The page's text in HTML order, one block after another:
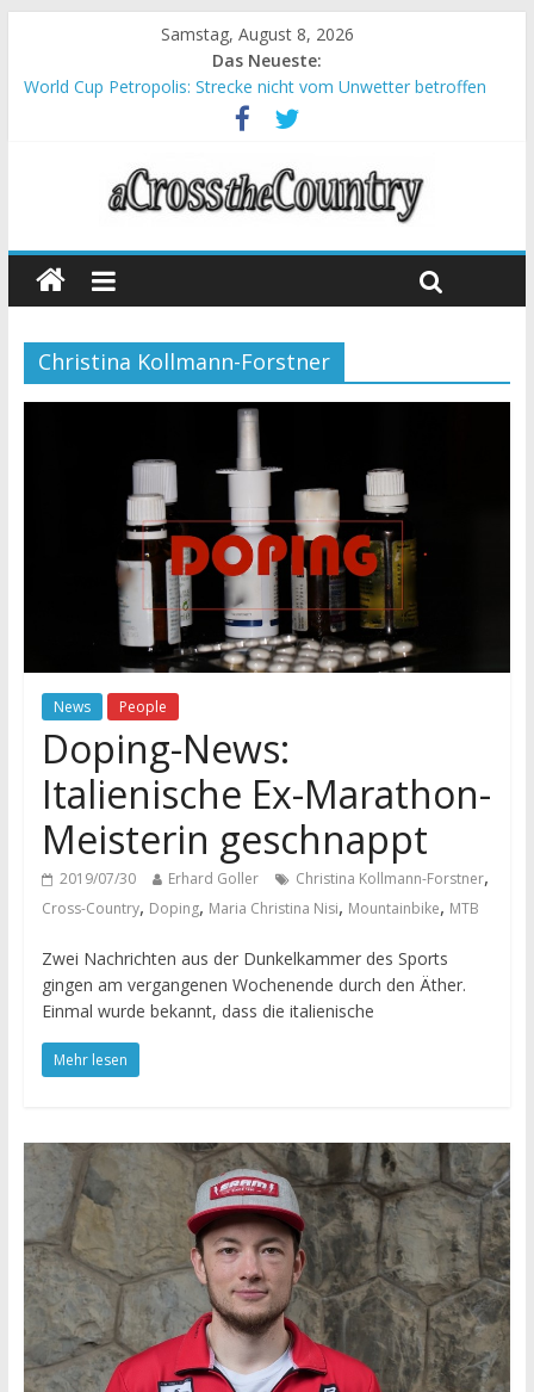
Samstag, August 8, 2026
Das Neueste:
World Cup Petropolis: Strecke nicht vom Unwetter betroffen
Krumbach und Obergessertshausen: Mountainbike-Bundesliga
Supercup Massi Banyoles: Siege für Carod und Richards
Halbzeit beim Andalucia Bike Race: Weltmeister Seewald führt
Chelva: Schweizer Doppelsieg beim ersten XCO-Rennen der
Christina Kollmann-Forstner
News People
Doping-News:
Italienische Ex-Marathon-
Meisterin geschnappt
2019/07/30 Erhard Goller Christina Kollmann-Forstner,
Cross-Country, Doping, Maria Christina Nisi, Mountainbike, MTB
Zwei Nachrichten aus der Dunkelkammer des Sports
gingen am vergangenen Wochenende durch den Äther.
Einmal wurde bekannt, dass die italienische
Mehr lesen